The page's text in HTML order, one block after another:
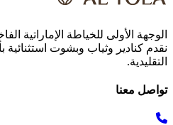
نقدم كنادير وثياب وبشوت استثنائية
التقليدية.
تواصل معنا